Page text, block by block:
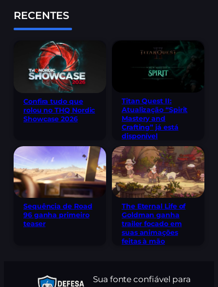
RECENTES
Confira tudo que
rolou no THQ Nordic
Showcase 2026
Titan Quest II:
Atualização “Spirit
Mastery and
Crafting” já está
disponível
Sequência de Road
96 ganha primeiro
teaser
The Eternal Life of
Goldman ganha
trailer focado em
suas animações
feitas à mão
Sua fonte confiável para